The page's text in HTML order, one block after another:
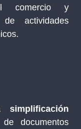
y
actividades
simplificación
documentos